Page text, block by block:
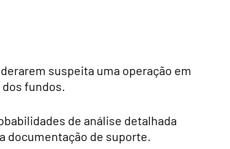
suspeita uma operação em
fundos.
de análise detalhada
de suporte.